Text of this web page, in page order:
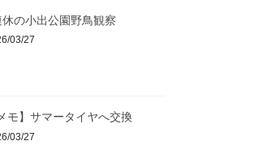
の小出公園野鳥観察
03/27
モ】サマータイヤへ交換
03/27